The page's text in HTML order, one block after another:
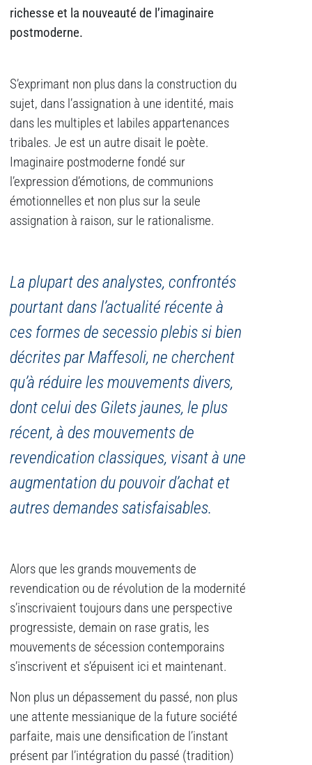
richesse et la nouveauté de l’imaginaire
postmoderne.
S’exprimant non plus dans la construction du
sujet, dans l’assignation à une identité, mais
dans les multiples et labiles appartenances
tribales. Je est un autre disait le poète.
Imaginaire postmoderne fondé sur
l’expression d’émotions, de communions
émotionnelles et non plus sur la seule
assignation à raison, sur le rationalisme.
La plupart des analystes, confrontés
pourtant dans l’actualité récente à
ces formes de secessio plebis si bien
décrites par Maffesoli, ne cherchent
qu’à réduire les mouvements divers,
dont celui des Gilets jaunes, le plus
récent, à des mouvements de
revendication classiques, visant à une
augmentation du pouvoir d’achat et
autres demandes satisfaisables.
Alors que les grands mouvements de
revendication ou de révolution de la modernité
s’inscrivaient toujours dans une perspective
progressiste, demain on rase gratis, les
mouvements de sécession contemporains
s’inscrivent et s’épuisent ici et maintenant.
Non plus un dépassement du passé, non plus
une attente messianique de la future société
parfaite, mais une densification de l’instant
présent par l’intégration du passé (tradition)